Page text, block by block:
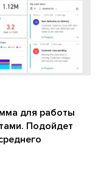
для работы
Подойдет